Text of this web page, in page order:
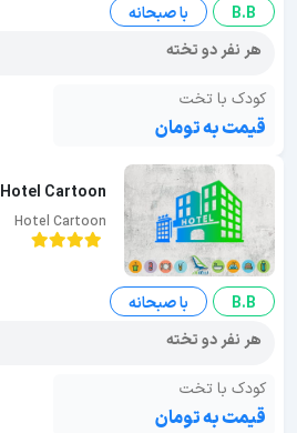
B.B
با صبحانه
هر نفر دو تخته
کودک با تخت
قیمت به تومان
Hotel Cartoon
Hotel Cartoon
B.B
با صبحانه
هر نفر دو تخته
کودک با تخت
قیمت به تومان